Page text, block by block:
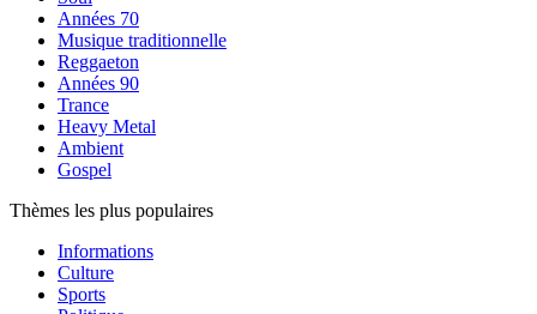
Années 70
Musique traditionnelle
Reggaeton
Années 90
Trance
Heavy Metal
Ambient
Gospel
Thèmes les plus populaires
Informations
Culture
Sports